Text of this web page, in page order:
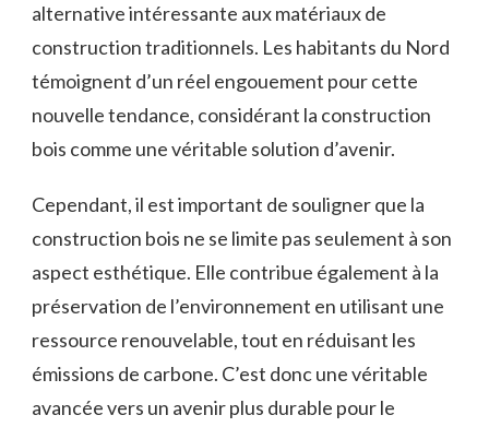
alternative intéressante‌ aux matériaux ⁤de
construction ‍traditionnels. Les habitants du Nord
témoignent d’un réel engouement pour cette
nouvelle tendance, ⁢considérant la construction
bois comme une véritable solution d’avenir.
Cependant, il est important de souligner que la
construction bois ne se limite pas seulement ⁢à son
aspect esthétique. Elle ​contribue également à la
préservation de l’environnement en utilisant‍ une
ressource renouvelable, tout en réduisant ‍les
émissions de carbone. C’est donc une véritable
avancée vers un avenir plus durable ​pour le